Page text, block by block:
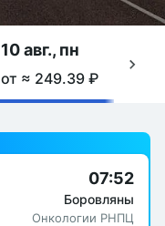
10 авг., пн
от ≈ 249.39 ₽
07:52
Боровляны
Онкологии РНПЦ